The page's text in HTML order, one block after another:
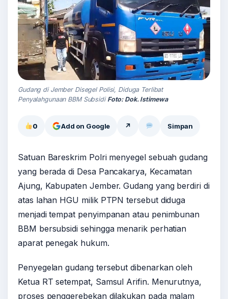
Gudang di Jember Disegel Polisi, Diduga Terlibat
Penyalahgunaan BBM Subsidi Foto: Dok. Istimewa
0 Add on Google ↗ Simpan
Satuan Bareskrim Polri menyegel sebuah gudang
yang berada di Desa Pancakarya, Kecamatan
Ajung, Kabupaten Jember. Gudang yang berdiri di
atas lahan HGU milik PTPN tersebut diduga
menjadi tempat penyimpanan atau penimbunan
BBM bersubsidi sehingga menarik perhatian
aparat penegak hukum.
Penyegelan gudang tersebut dibenarkan oleh
Ketua RT setempat, Samsul Arifin. Menurutnya,
proses penggerebekan dilakukan pada malam